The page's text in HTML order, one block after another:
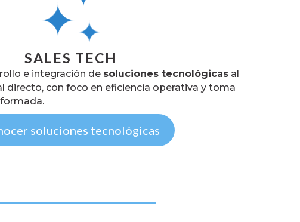
SALES TECH
e integración de soluciones tecnológicas al
directo, con foco en eficiencia operativa y toma
soluciones tecnológicas